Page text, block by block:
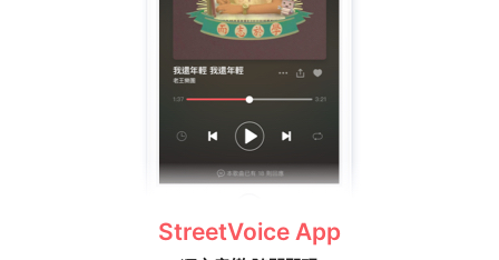
StreetVoice App